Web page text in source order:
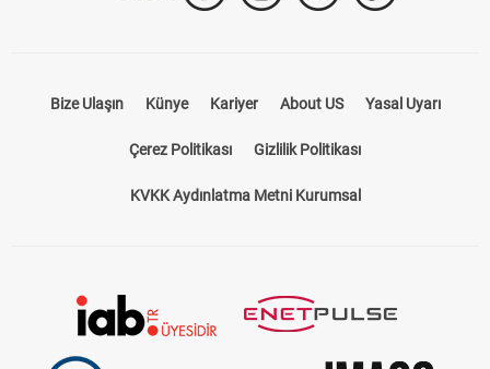
Bize Ulaşın Künye Kariyer About US Yasal Uyarı
Çerez Politikası Gizlilik Politikası
KVKK Aydınlatma Metni Kurumsal